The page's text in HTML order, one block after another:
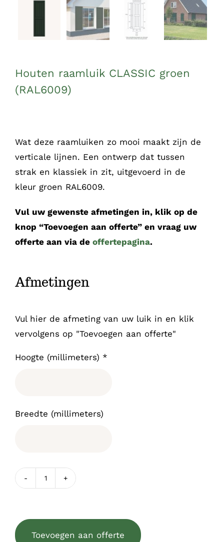
Houten raamluik CLASSIC groen
(RAL6009)
Wat deze raamluiken zo mooi maakt zijn de
verticale lijnen. Een ontwerp dat tussen
strak en klassiek in zit, uitgevoerd in de
kleur groen RAL6009.
Vul uw gewenste afmetingen in, klik op de
knop “Toevoegen aan offerte” en vraag uw
offerte aan via de offertepagina.
Afmetingen
Vul hier de afmeting van uw luik in en klik
vervolgens op "Toevoegen aan offerte"
Hoogte (millimeters) *
Breedte (millimeters)
Houten
Toevoegen aan offerte